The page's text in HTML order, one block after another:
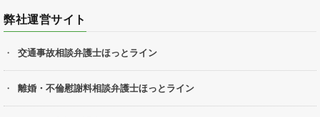
弊社運営サイト
交通事故相談弁護士ほっとライン
離婚・不倫慰謝料相談弁護士ほっとライン